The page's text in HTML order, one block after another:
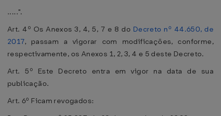
.....".
Art. 4º Os Anexos 3, 4, 5, 7 e 8 do Decreto nº 44.650, de
2017, passam a vigorar com modificações, conforme,
respectivamente, os Anexos 1, 2, 3, 4 e 5 deste Decreto.
Art. 5º Este Decreto entra em vigor na data de sua
publicação.
Art. 6º Ficam revogados: